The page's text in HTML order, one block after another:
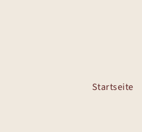
Startseite